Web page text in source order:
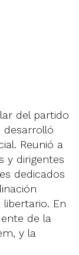
del partido
desarrolló
Reunió a
y dirigentes
dedicados
En
de la
y la